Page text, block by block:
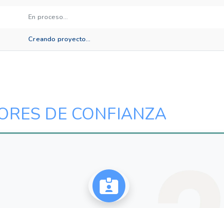
En proceso...
Creando proyecto...
DE CONFIANZA